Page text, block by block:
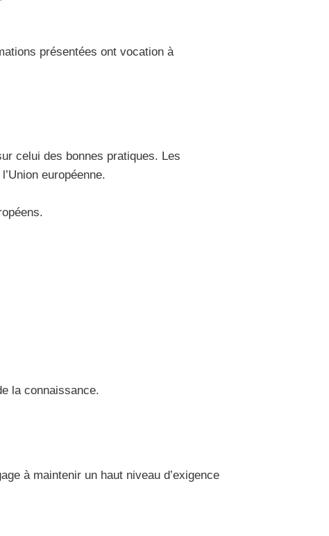
présentées ont vocation à
celui des bonnes pratiques. Les
européenne.
la connaissance.
à maintenir un haut niveau d’exigence